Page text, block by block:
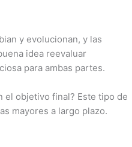
y evolucionan, y las
idea reevaluar
para ambas partes.
el objetivo final? Este tipo de
mayores a largo plazo.